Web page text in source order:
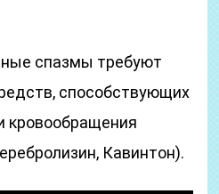
спазмы требуют
способствующих
кровообращения
Кавинтон).